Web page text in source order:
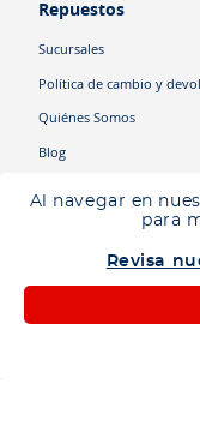
Al navegar en
para
Revisa
Ingresa tu ubicación
Repuestos
Sucursales
Política de cambio y
Quiénes Somos
Blog